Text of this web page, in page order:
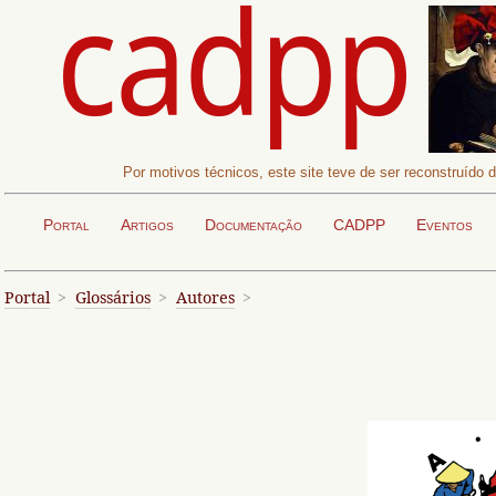
Por motivos técnicos, este site teve de ser reconstruído
Portal Artigos Documentação CADPP Eventos
Portal Glossários Autores